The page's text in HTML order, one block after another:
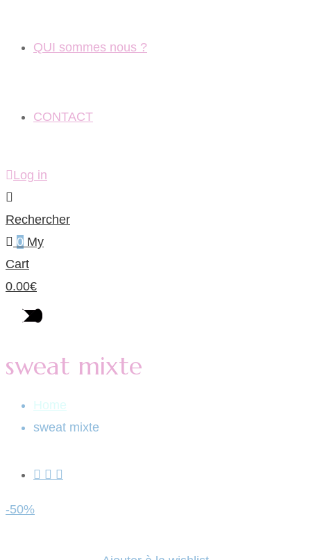
QUI sommes nous ?
CONTACT
Log in
Rechercher
0 My
Cart
0.00€
sweat mixte
Home
sweat mixte
-50%